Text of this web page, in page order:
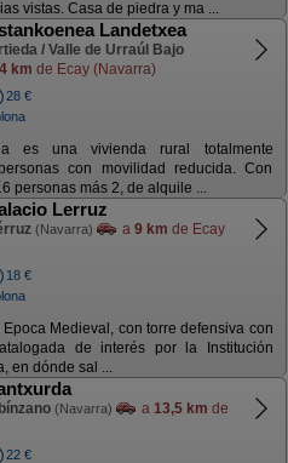
vistas. Casa de piedra y ma ...
Landetxea
/ Valle de Urraúl Bajo
km de Ecay (Navarra)
28 €
es una vivienda rural totalmente
con movilidad reducida. Con
personas más 2, de alquile ...
Lerruz
(Navarra) a 9 km de Ecay
18 €
Medieval, con torre defensiva con
de interés por la Institución
en dónde sal ...
(Navarra) a 13,5 km de
22 €